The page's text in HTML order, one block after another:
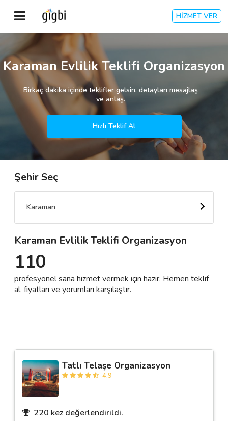
HİZMET VER
Anasayfa
Giriş Yap
Kayıt Ol
Kategoriler
🎈 Biz Kimiz?
🌟 Müşteri Değerlendirmeleri
Destek
İletişim
Karaman Evlilik Teklifi Organizasyon
Birkaç dakika içinde teklifler gelsin, detayları mesajlaş
ve anlaş.
Hızlı Teklif Al
Şehir Seç
Karaman
Karaman Evlilik Teklifi Organizasyon
110
profesyonel sana hizmet vermek için hazır. Hemen teklif
al, fiyatları ve yorumları karşılaştır.
Tatlı Telaşe Organizasyon
4.9
220 kez değerlendirildi.